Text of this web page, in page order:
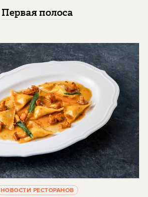
Первая полоса
НОВОСТИ РЕСТОРАНОВ